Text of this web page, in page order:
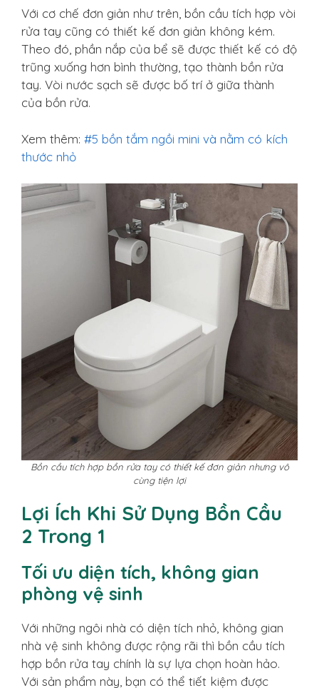
Với cơ chế đơn giản như trên, bồn cầu tích hợp vòi
rửa tay cũng có thiết kế đơn giản không kém.
Theo đó, phần nắp của bể sẽ được thiết kế có độ
trũng xuống hơn bình thường, tạo thành bồn rửa
tay. Vòi nước sạch sẽ được bố trí ở giữa thành
của bồn rửa.
Xem thêm: #5 bồn tắm ngồi mini và nằm có kích
thước nhỏ
Bồn cầu tích hợp bồn rửa tay có thiết kế đơn giản nhưng vô
cùng tiện lợi
Lợi Ích Khi Sử Dụng Bồn Cầu
2 Trong 1
Tối ưu diện tích, không gian
phòng vệ sinh
Với những ngôi nhà có diện tích nhỏ, không gian
nhà vệ sinh không được rộng rãi thì bồn cầu tích
hợp bồn rửa tay chính là sự lựa chọn hoàn hảo.
Với sản phẩm này, bạn có thể tiết kiệm được